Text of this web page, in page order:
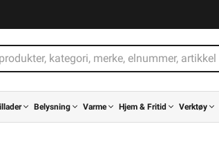
Belysning Varme Hjem & Fritid Verktøy